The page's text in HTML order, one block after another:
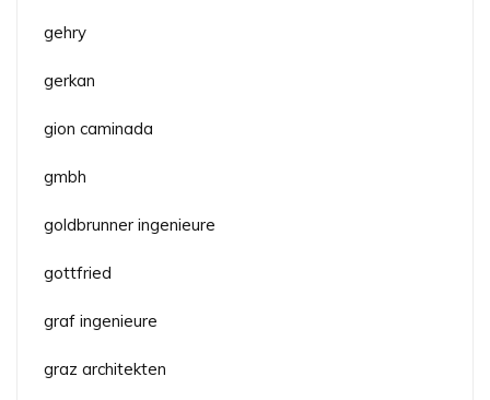
gehry
gerkan
gion caminada
gmbh
goldbrunner ingenieure
gottfried
graf ingenieure
graz architekten